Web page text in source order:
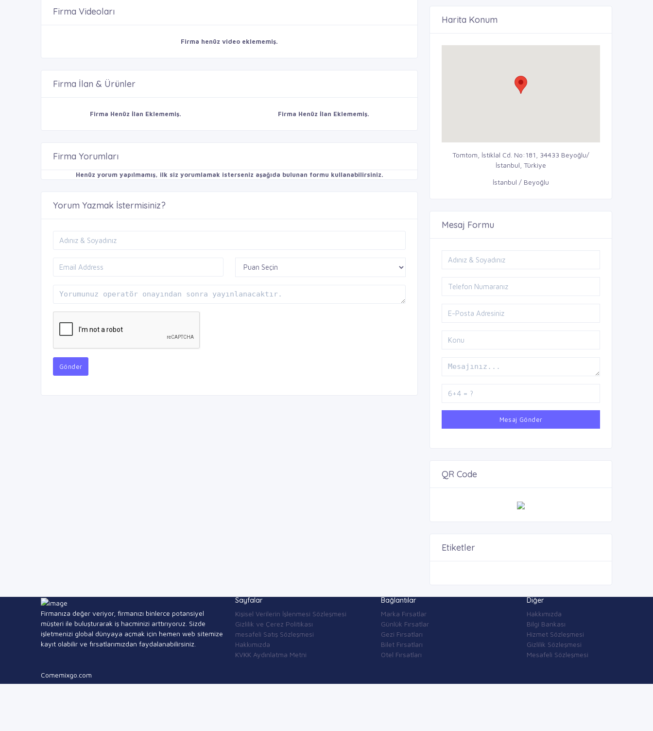
Firma Videoları
Firma henüz video eklememiş.
Firma İlan & Ürünler
Firma Henüz İlan Eklememiş. Firma Henüz İlan Eklememiş.
Firma Yorumları
Henüz yorum yapılmamış, ilk siz yorumlamak isterseniz aşağıda bulunan formu kullanabilirsiniz.
Yorum Yazmak İstermisiniz?
Gönder
Harita Konum
Tomtom, İstiklal Cd. No:181, 34433 Beyoğlu/
İstanbul, Türkiye
İstanbul / Beyoğlu
Mesaj Formu
Mesaj Gönder
QR Code
Etiketler
Firmanıza değer veriyor, firmanızı binlerce potansiyel
müşteri ile buluşturarak iş hacminizi arttırıyoruz. Sizde
işletmenizi global dünyaya açmak için hemen web sitemize
kayıt olabilir ve fırsatlarımızdan faydalanabilirsiniz.
Sayfalar
Kişisel Verilerin İşlenmesi Sözleşmesi
Gizlilik ve Çerez Politikası
mesafeli Satış Sözleşmesi
Hakkımızda
KVKK Aydınlatma Metni
Bağlantılar
Marka Fırsatlar
Günlük Fırsatlar
Gezi Fırsatları
Bilet Fırsatları
Otel Fırsatları
Diğer
Hakkımızda
Bilgi Bankası
Hizmet Sözleşmesi
Gizlilik Sözleşmesi
Mesafeli Sözleşmesi
Comemixgo.com